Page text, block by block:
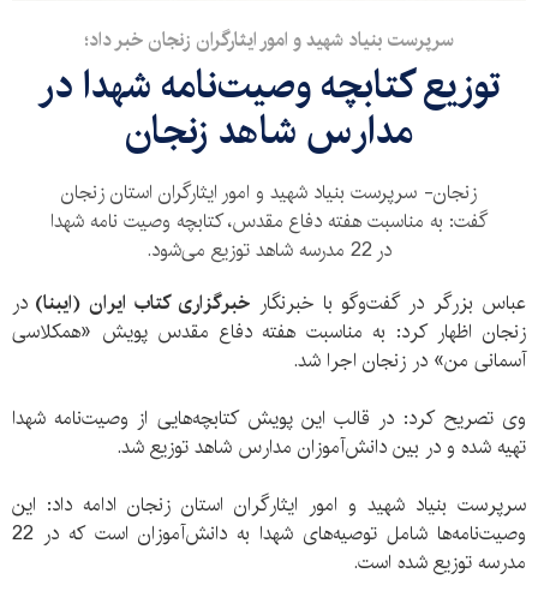
سرپرست بنیاد شهید و امور ایثارگران زنجان خبر داد؛
توزیع کتابچه وصیت‌نامه شهدا در
مدارس شاهد زنجان
زنجان- سرپرست بنیاد شهید و امور ایثارگران استان زنجان
گفت: به مناسبت هفته دفاع مقدس، کتابچه وصیت نامه شهدا
در 22 مدرسه شاهد توزیع می‌شود.
عباس بزرگر در گفت‌وگو با خبرنگار خبرگزاری کتاب ایران (ایبنا) در
زنجان اظهار کرد: به مناسبت هفته دفاع مقدس پویش «همکلاسی
آسمانی من» در زنجان اجرا شد.
وی تصریح کرد: در قالب این پویش کتابچه‌هایی از وصیت‌نامه شهدا
تهیه شده و در بین دانش‌آموزان مدارس شاهد توزیع شد.
سرپرست بنیاد شهید و امور ایثارگران استان زنجان ادامه داد: این
وصیت‌نامه‌ها شامل توصیه‌های شهدا به دانش‌آموزان است که در 22
مدرسه توزیع شده است.